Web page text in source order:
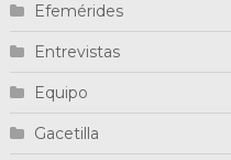
Efemérides
Entrevistas
Equipo
Gacetilla